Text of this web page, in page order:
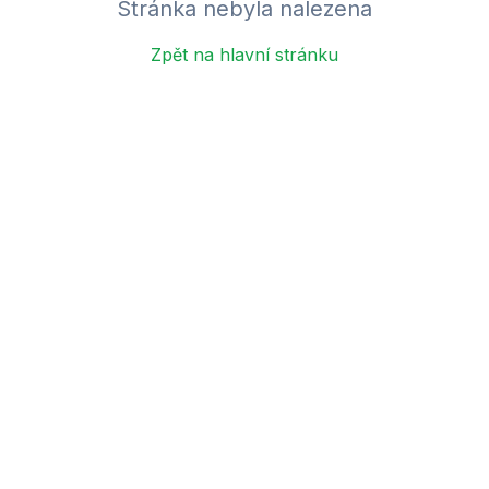
Stránka nebyla nalezena
Zpět na hlavní stránku